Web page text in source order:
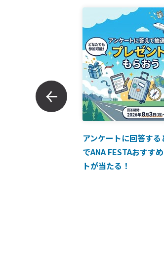
アンケートに回答する
でANA FESTAおすす
トが当たる！